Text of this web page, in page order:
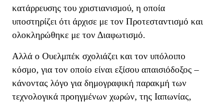
κατάρρευσης του χριστιανισμού, η οποία
υποστηρίζει ότι άρχισε με τον Προτεσταντισμό και
ολοκληρώθηκε με τον Διαφωτισμό.
Αλλά ο Ουελμπέκ σχολιάζει και τον υπόλοιπο
κόσμο, για τον οποίο είναι εξίσου απαισιόδοξος –
κάνοντας λόγο για δημογραφική παρακμή των
τεχνολογικά προηγμένων χωρών, της Ιαπωνίας,